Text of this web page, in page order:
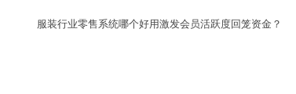
服装行业零售系统哪个好用激发会员活跃度回笼资金？